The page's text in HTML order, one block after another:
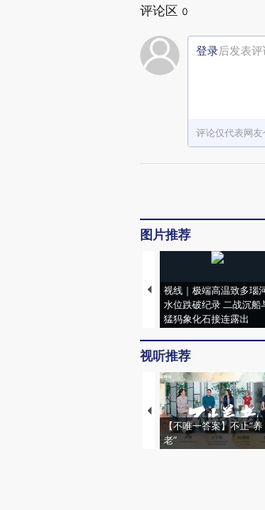
评论区 0
登录后发表
评论仅代表网
图片推荐
视线｜极端高温致多瑙
水位跌破纪录 二战沉船
猛犸象化石接连露出
视听推荐
【不唯一答案】不止“养
老”